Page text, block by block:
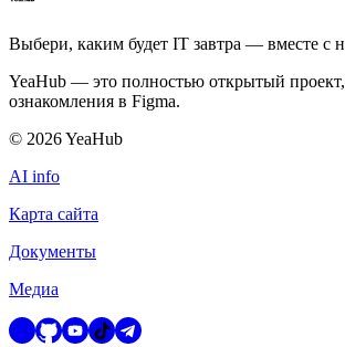
Выбери, каким будет IT завтра — вместе c
YeaHub — это полностью открытый
ознакомления в Figma.
© 2026YeaHub
AI info
Карта сайта
Документы
Медиа